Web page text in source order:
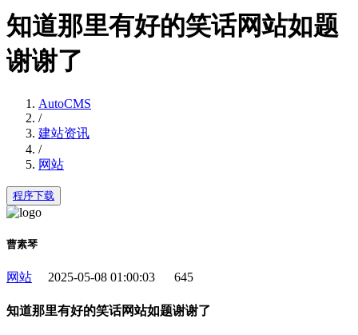
知道那里有好的笑话网站如题
谢谢了
AutoCMS
/
建站资讯
/
网站
程序下载
曹素琴
网站 2025-05-08 01:00:03 645
知道那里有好的笑话网站如题谢谢了